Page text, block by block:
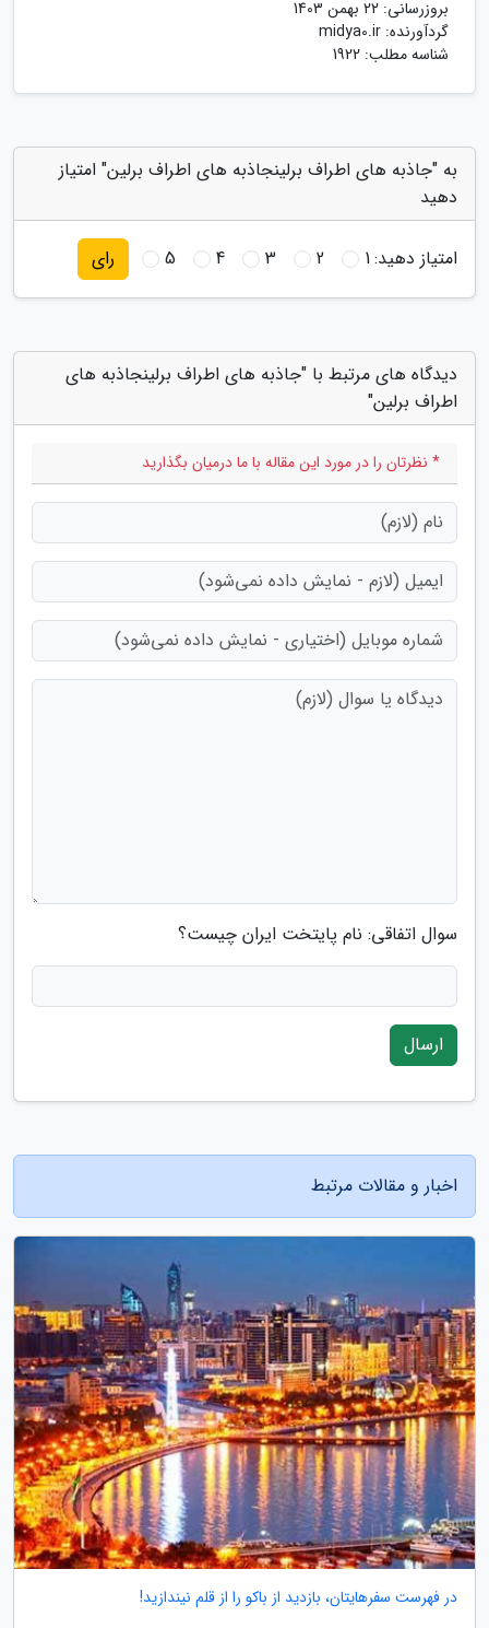
بروزرسانی: 22 بهمن 1403
گردآورنده: midya0.ir
شناسه مطلب: 1922
به "جاذبه های اطراف برلینجاذبه های اطراف برلین" امتیاز
دهید
امتیاز دهید:1
2
3
4
5 رای
دیدگاه های مرتبط با "جاذبه های اطراف برلینجاذبه های
اطراف برلین"
* نظرتان را در مورد این مقاله با ما درمیان بگذارید
سوال اتفاقی: نام پایتخت ایران چیست؟
ارسال
اخبار و مقالات مرتبط
در فهرست سفرهایتان، بازدید از باکو را از قلم نیندازید!